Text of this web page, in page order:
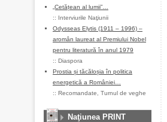
„Cetățean al lumii”…
:: Interviurile Naţiunii
Odysseas Elytis (1911 – 1996) –
aromân laureat al Premiului Nobel
pentru literatură în anul 1979
:: Diaspora
Prostia și tăcăloșia în politica
energetică a României…
:: Recomandate Turnul de veghe
Naţiunea PRINT